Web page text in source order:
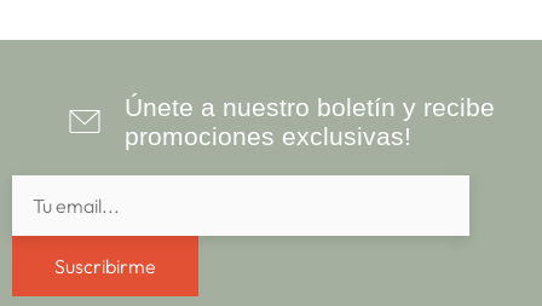
Únete a nuestro boletín y recibe
promociones exclusivas!
Suscribirme